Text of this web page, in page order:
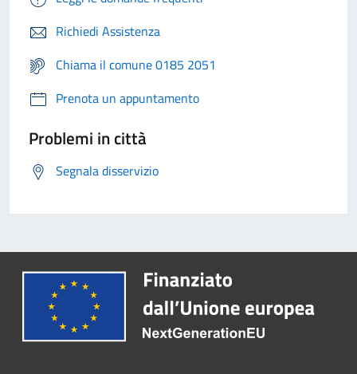
Richiedi Assistenza
Chiama il comune 0185 2051
Prenota un appuntamento
Problemi in città
Segnala disservizio